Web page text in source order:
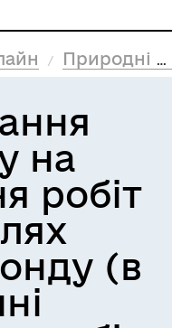
Природні ресурси та екологія
на
робіт
(в